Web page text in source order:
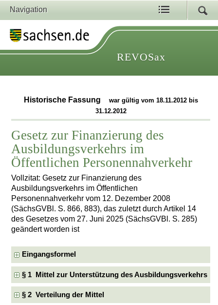
Navigation
REVOSax
Historische Fassung
war gültig vom 18.11.2012 bis
31.12.2012
Gesetz zur Finanzierung des
Ausbildungsverkehrs im
Öffentlichen Personennahverkehr
Vollzitat: Gesetz zur Finanzierung des
Ausbildungsverkehrs im Öffentlichen
Personennahverkehr vom 12. Dezember 2008
(SächsGVBl. S. 866, 883), das zuletzt durch Artikel 14
des Gesetzes vom 27. Juni 2025 (SächsGVBl. S. 285)
geändert worden ist
Eingangsformel
§ 1 Mittel zur Unterstützung des Ausbildungsverkehrs
§ 2 Verteilung der Mittel